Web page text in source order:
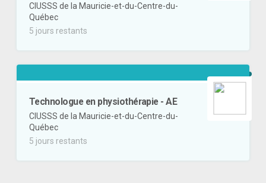
CIUSSS de la Mauricie-et-du-Centre-du-
Québec
5 jours restants
Technologue en physiothérapie - AE
CIUSSS de la Mauricie-et-du-Centre-du-
Québec
5 jours restants